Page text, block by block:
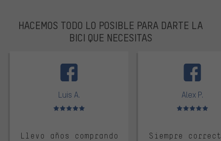
HACEMOS TODO LO POSIBLE PARA DARTE LA
BICI QUE NECESITAS
Luis A.
Valoración media: 5 de 5
Llevo años comprando
Alex P.
Valoración
Siempre